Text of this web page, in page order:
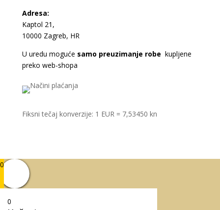
Adresa:
Kaptol 21,
10000 Zagreb, HR
U uredu moguće samo preuzimanje robe kupljene
preko web-shopa
Fiksni tečaj konverzije: 1 EUR = 7,53450 kn
0
0